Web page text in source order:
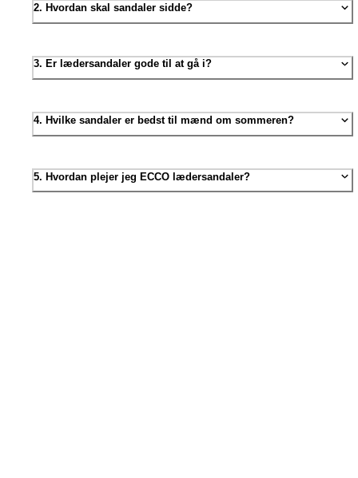
2. Hvordan skal sandaler sidde?
3. Er lædersandaler gode til at gå i?
4. Hvilke sandaler er bedst til mænd om sommeren?
5. Hvordan plejer jeg ECCO lædersandaler?